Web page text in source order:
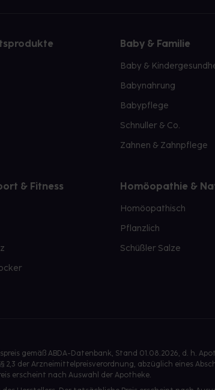
Baby & Familie
Baby &
Babynahrung
Babypflege
Schnuller & Co.
Zahnen & Zahnpflege
& Fitness Homöopathie &
Homöopathisch
Pflanzlich
Schüßler Salze
gemäß ABDA-Datenbank, Stand 01.08.2026, d. h.
§§ 2,3 der Arzneimittelpreisverordnung, abzüglich eines
erscheint nach Auswahl der Apotheke.